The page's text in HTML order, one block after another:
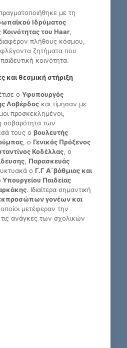
με τη
Ιδρύματος
Κοινότητας του Haar,
πλήθους κόσμου,
ζητήματα που
κοινότητα.
και θεσμική στήριξη
ο Υφυπουργός
Λοβέρδοςκαι τίμησαν με
προσκεκλημένοι,
σοβαρότητα των
τους ο βουλευτής
, ο Γενικός Πρόξενος
Κοδέλλας, ο
, Παρασκευάς
ο Γ.Γ Α΄βάθμιας και
Παιδείας
. Ιδιαίτερα σημαντική
γονέων και
μετέφεραν την
τις ανάγκες των σχολικών